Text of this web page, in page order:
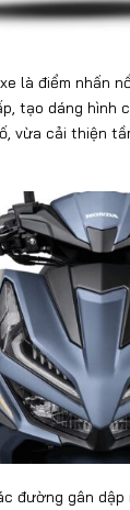
là điểm nhấn
tạo dáng hình
vừa cải thiện
đường gân